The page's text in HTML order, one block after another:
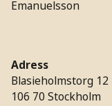
Emanuelsson
Adress
Blasieholmstorg 12
106 70 Stockholm